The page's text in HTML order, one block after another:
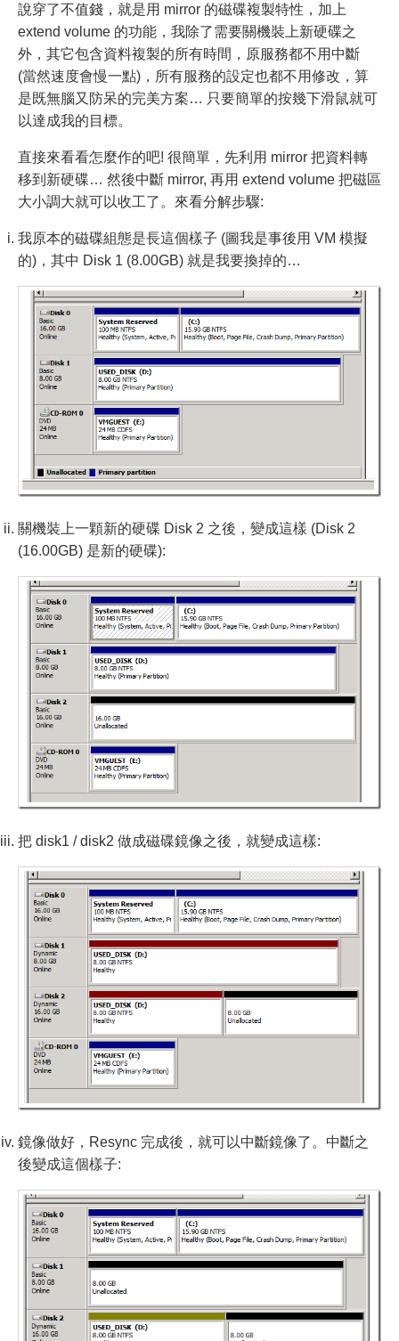
說穿了不值錢，就是用 mirror 的磁碟複製特性，加上
extend volume 的功能，我除了需要關機裝上新硬碟之
外，其它包含資料複製的所有時間，原服務都不用中斷
(當然速度會慢一點)，所有服務的設定也都不用修改，算
是既無腦又防呆的完美方案… 只要簡單的按幾下滑鼠就可
以達成我的目標。
直接來看看怎麼作的吧! 很簡單，先利用 mirror 把資料轉
移到新硬碟… 然後中斷 mirror, 再用 extend volume 把磁區
大小調大就可以收工了。來看分解步驟:
我原本的磁碟組態是長這個樣子 (圖我是事後用 VM 模擬
的)，其中 Disk 1 (8.00GB) 就是我要換掉的…
關機裝上一顆新的硬碟 Disk 2 之後，變成這樣 (Disk 2
(16.00GB) 是新的硬碟):
把 disk1 / disk2 做成磁碟鏡像之後，就變成這樣:
鏡像做好，Resync 完成後，就可以中斷鏡像了。中斷之
後變成這個樣子: